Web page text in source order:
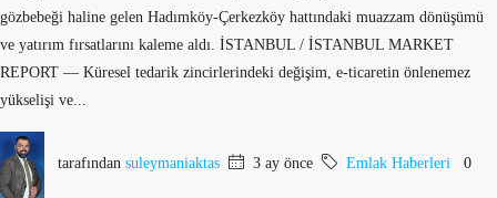
gözbebeği haline gelen Hadımköy-Çerkezköy hattındaki muazzam dönüşümü
ve yatırım fırsatlarını kaleme aldı. İSTANBUL / İSTANBUL MARKET
REPORT — Küresel tedarik zincirlerindeki değişim, e-ticaretin önlenemez
yükselişi ve...
tarafından suleymaniaktas 3 ay önce Emlak Haberleri 0